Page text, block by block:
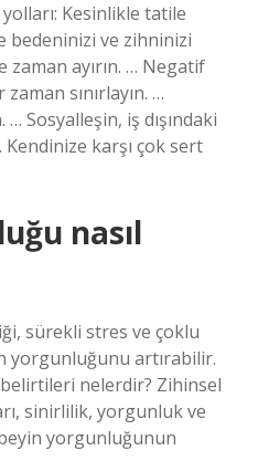
Kesinlikle tatile
bedeninizi ve zihninizi
ayırın. … Negatif
sınırlayın. …
Sosyalleşin, iş dışındaki
karşı çok sert
nasıl
sürekli stres ve çoklu
yorgunluğunu artırabilir.
nelerdir? Zihinsel
sinirlilik, yorgunluk ve
yorgunluğunun